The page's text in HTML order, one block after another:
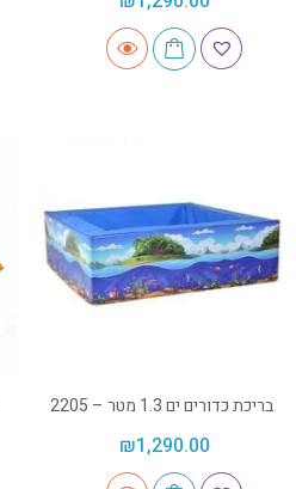
בריכת כדורים ים 1.3 מטר – 2205
₪1,290.00